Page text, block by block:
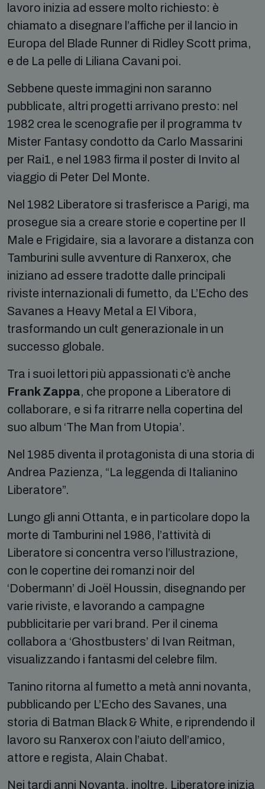
lavoro inizia ad essere molto richiesto: è
chiamato a disegnare l’affiche per il lancio in
Europa del Blade Runner di Ridley Scott prima,
e de La pelle di Liliana Cavani poi.
Sebbene queste immagini non saranno
pubblicate, altri progetti arrivano presto: nel
1982 crea le scenografie per il programma tv
Mister Fantasy condotto da Carlo Massarini
per Rai1, e nel 1983 firma il poster di Invito al
viaggio di Peter Del Monte.
Nel 1982 Liberatore si trasferisce a Parigi, ma
prosegue sia a creare storie e copertine per Il
Male e Frigidaire, sia a lavorare a distanza con
Tamburini sulle avventure di Ranxerox, che
iniziano ad essere tradotte dalle principali
riviste internazionali di fumetto, da L’Echo des
Savanes a Heavy Metal a El Vibora,
trasformando un cult generazionale in un
successo globale.
Tra i suoi lettori più appassionati c’è anche
Frank Zappa, che propone a Liberatore di
collaborare, e si fa ritrarre nella copertina del
suo album ‘The Man from Utopia’.
Nel 1985 diventa il protagonista di una storia di
Andrea Pazienza, “La leggenda di Italianino
Liberatore”.
Lungo gli anni Ottanta, e in particolare dopo la
morte di Tamburini nel 1986, l’attività di
Liberatore si concentra verso l’illustrazione,
con le copertine dei romanzi noir del
‘Dobermann’ di Joël Houssin, disegnando per
varie riviste, e lavorando a campagne
pubblicitarie per vari brand. Per il cinema
collabora a ‘Ghostbusters’ di Ivan Reitman,
visualizzando i fantasmi del celebre film.
Tanino ritorna al fumetto a metà anni novanta,
pubblicando per L’Echo des Savanes, una
storia di Batman Black & White, e riprendendo il
lavoro su Ranxerox con l’aiuto dell’amico,
attore e regista, Alain Chabat.
Nei tardi anni Novanta, inoltre, Liberatore inizia